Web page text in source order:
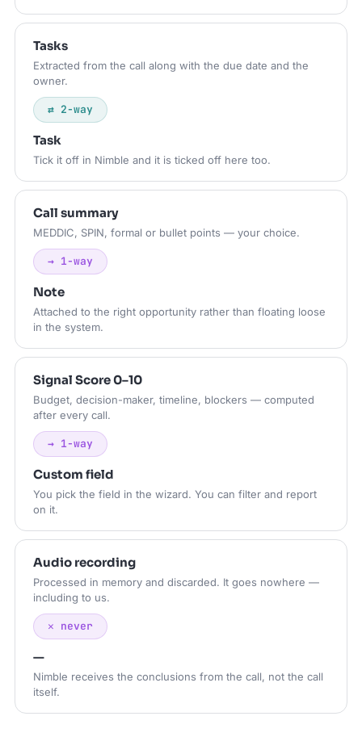
Tasks
Extracted from the call along with the due date and the
owner.
⇄ 2-way
Task
Tick it off in Nimble and it is ticked off here too.
Call summary
MEDDIC, SPIN, formal or bullet points — your choice.
→ 1-way
Note
Attached to the right opportunity rather than floating loose
in the system.
Signal Score 0–10
Budget, decision-maker, timeline, blockers — computed
after every call.
→ 1-way
Custom field
You pick the field in the wizard. You can filter and report
on it.
Audio recording
Processed in memory and discarded. It goes nowhere —
including to us.
✕ never
—
Nimble receives the conclusions from the call, not the call
itself.